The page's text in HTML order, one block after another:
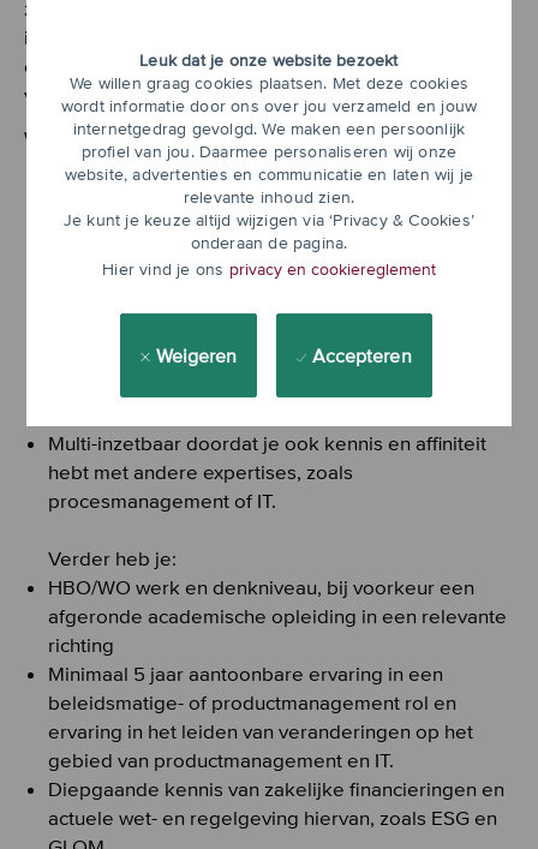
Leuk dat je onze website bezoekt
We willen graag cookies plaatsen. Met deze cookies
wordt informatie door ons over jou verzameld en jouw
internetgedrag gevolgd. We maken een persoonlijk
profiel van jou. Daarmee personaliseren wij onze
website, advertenties en communicatie en laten wij je
relevante inhoud zien.
Je kunt je keuze altijd wijzigen via ‘Privacy & Cookies’
onderaan de pagina.
Hier vind je ons privacy en cookiereglement
Weigeren Accepteren
zoveel mogelijk waarde te leveren. De sfeer is
informeel, ondernemend en wordt gekenmerkt door
een open feedback cultuur. In het team is Engels de
voertaal.
Wat breng je mee?
Proactief en ondernemend: Je ziet kansen en
handelt daarop
Sterk in stakeholdermanagement: Je hebt een
duidelijke visie op productmanagement en weet
beslissingen te nemen en deze te presenteren
Multi-inzetbaar doordat je ook kennis en affiniteit
hebt met andere expertises, zoals
procesmanagement of IT.
Verder heb je:
HBO/WO werk en denkniveau, bij voorkeur een
afgeronde academische opleiding in een relevante
richting
Minimaal 5 jaar aantoonbare ervaring in een
beleidsmatige- of productmanagement rol en
ervaring in het leiden van veranderingen op het
gebied van productmanagement en IT.
Diepgaande kennis van zakelijke financieringen en
actuele wet- en regelgeving hiervan, zoals ESG en